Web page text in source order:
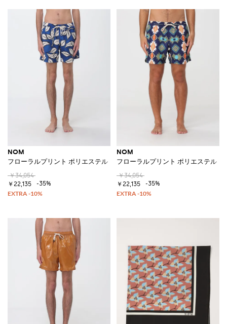
NOM
フローラルプリント ポリエステル ドローストリングウエスト スイムショ
￥34,054
￥22,135
-35%
NOM
フローラルプリント ポリエステル
￥34,054
￥22,135
-35%